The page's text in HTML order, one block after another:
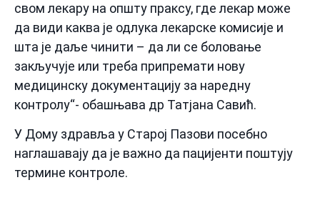
свом лекару на општу праксу, где лекар може
да види каква је одлука лекарске комисије и
шта је даље чинити – да ли се боловање
закључује или треба припремати нову
медицинску документацију за наредну
контролу“- обашњава др Татјана Савић.
У Дому здравља у Старој Пазови посебно
наглашавају да је важно да пацијенти поштују
термине контроле.